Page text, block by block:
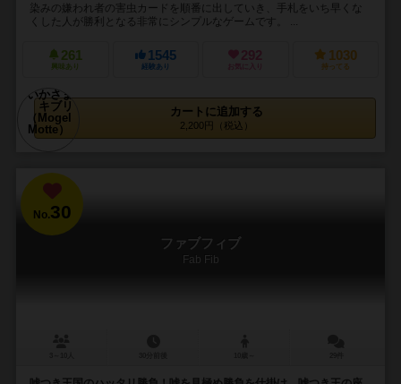
染みの嫌われ者の害虫カードを順番に出していき、手札をいち早くな
くした人が勝利となる非常にシンプルなゲームです。 ...
261
興味あり
1545
経験あり
292
お気に入り
1030
持ってる
カートに追加する
2,200円（税込）
No.30
ファブフィブ
Fab Fib